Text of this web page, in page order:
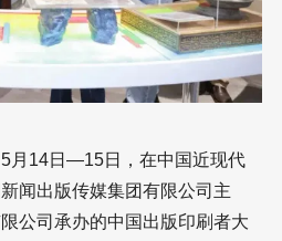
月14日―15日，在中国近现代
闻出版传媒集团有限公司主
公司承办的中国出版印刷者大